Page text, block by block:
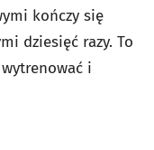
kończy się
dziesięć razy. To
i